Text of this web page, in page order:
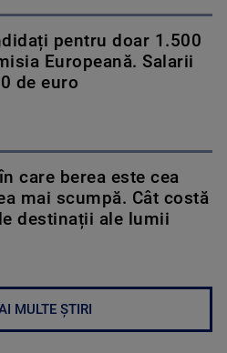
pentru doar 1.500
Europeană. Salarii
de euro
care berea este cea
mai scumpă. Cât costă
destinații ale lumii
MULTE ȘTIRI